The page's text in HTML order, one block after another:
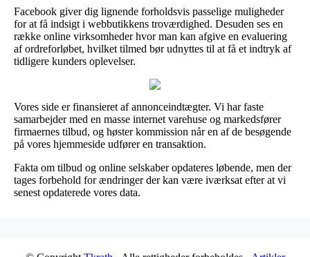
Facebook giver dig lignende forholdsvis passelige muligheder
for at få indsigt i webbutikkens troværdighed. Desuden ses en
række online virksomheder hvor man kan afgive en evaluering
af ordreforløbet, hvilket tilmed bør udnyttes til at få et indtryk af
tidligere kunders oplevelser.
Vores side er finansieret af annonceindtægter. Vi har faste
samarbejder med en masse internet varehuse og markedsfører
firmaernes tilbud, og høster kommission når en af de besøgende
på vores hjemmeside udfører en transaktion.
Fakta om tilbud og online selskaber opdateres løbende, men der
tages forbehold for ændringer der kan være iværksat efter at vi
senest opdaterede vores data.